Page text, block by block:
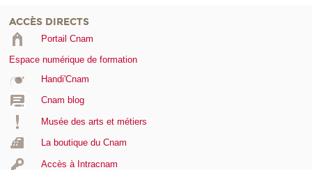
ACCÈS DIRECTS
Portail Cnam
Espace numérique de formation
Handi'Cnam
Cnam blog
Musée des arts et métiers
La boutique du Cnam
Accès à Intracnam